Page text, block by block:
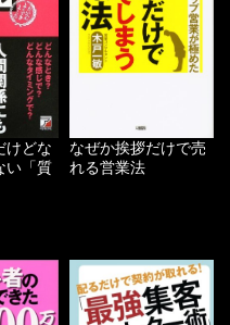
けどな
い「質
なぜか挨拶だけで売
れる営業法